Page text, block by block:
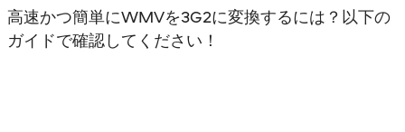
高速かつ簡単にWMVを3G2に変換するには？以下の
ガイドで確認してください！